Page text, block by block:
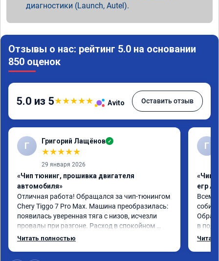
диагностики (Launch, Autel).
Отзывы о нас: рейтинг 5.0 на основании
850 оценок
5.0 из 5★★★★★ Avito Оставить отзыв
Г Григорий Лащёнов ✓
★★★★★
29 января 2026
«Чип тюнинг, прошивка двигателя
автомобиля»
Отличная работа! Обращался за чип-тюнингом
Chery Tiggo 7 Pro Max. Машина преобразилась:
появилась уверенная тяга с низов, исчезли
провалы при разгоне. Расход в спокойном
режиме даже немного снизился. Все сделали
Читать полностью
Г
«Чип
егр
Всем
в